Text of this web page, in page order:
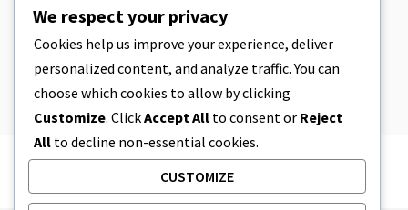
CBD EDIBLES
CBD Cookie Dough & Incredibly
Simple CBD Edibles You Can Make at
Home
4 MINUTY CZYTANIA
We respect your privacy
Cookies help us improve your experience, deliver
personalized content, and analyze traffic. You can
choose which cookies to allow by clicking
Customize. ClickAccept All to consent or Reject
All to decline non-essential cookies.
CUSTOMIZE